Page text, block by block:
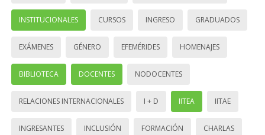
INSTITUCIONALES CURSOS INGRESO GRADUADOS
EXÁMENES GÉNERO EFEMÉRIDES HOMENAJES
BIBLIOTECA DOCENTES NODOCENTES
RELACIONES INTERNACIONALES I + D IITEA IITAE
INGRESANTES INCLUSIÓN FORMACIÓN CHARLAS